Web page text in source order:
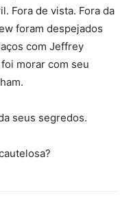
Fora de vista. Fora da
foram despejados
com Jeffrey
morar com seu
seus segredos.